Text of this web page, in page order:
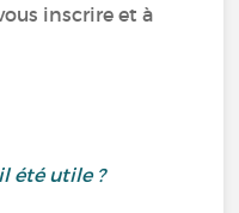
inscrire et à
été utile ?